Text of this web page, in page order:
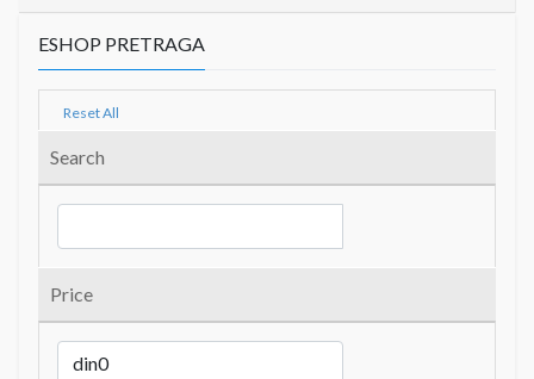
ESHOP PRETRAGA
Reset All
Search
Price